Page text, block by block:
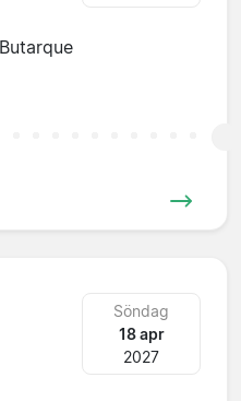
Söndag
18 apr
2027